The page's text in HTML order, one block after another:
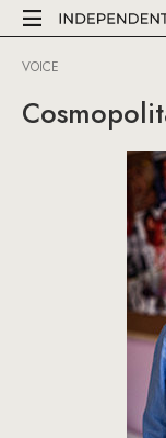
VOICE